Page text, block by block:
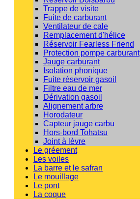
Trappe de visite
Fuite de carburant
Ventilateur de cale
Remplacement d'hélice
Réservoir Fearless Friend
Protection pompe carburant
Jauge carburant
Isolation phonique
Fuite réservoir gasoil
Filtre eau de mer
Dérivation gasoil
Alignement arbre
Horodateur
Capteur jauge carbu
Hors-bord Tohatsu
Joint à lèvre
Le gréement
Les voiles
La barre et le safran
Le mouillage
Le pont
La coque